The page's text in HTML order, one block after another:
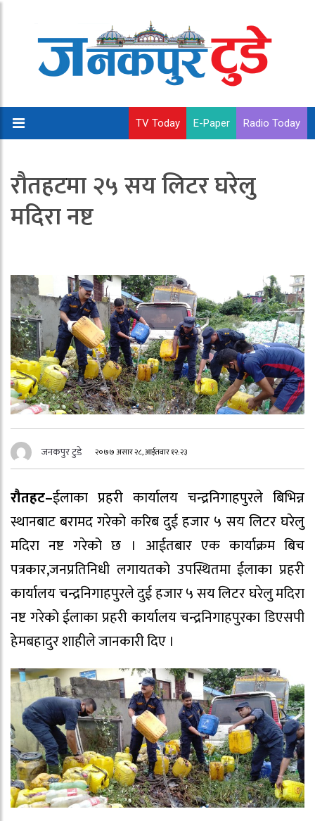
TV Today E-Paper Radio Today
रौतहटमा २५ सय लिटर घरेलु
मदिरा नष्ट
जनकपुर टुडे २०७७ असार २८, आईतवार १२:२३
रौतहट–ईलाका प्रहरी कार्यालय चन्द्रनिगाहपुरले बिभिन्न
स्थानबाट बरामद गरेको करिब दुई हजार ५ सय लिटर घरेलु
मदिरा नष्ट गरेको छ । आईतबार एक कार्याक्रम बिच
पत्रकार,जनप्रतिनिधी लगायतको उपस्थितमा ईलाका प्रहरी
कार्यालय चन्द्रनिगाहपुरले दुई हजार ५ सय लिटर घरेलु मदिरा
नष्ट गरेको ईलाका प्रहरी कार्यालय चन्द्रनिगाहपुरका डिएसपी
हेमबहादुर शाहीले जानकारी दिए ।